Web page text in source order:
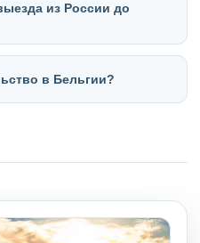
из России до
в Бельгии?